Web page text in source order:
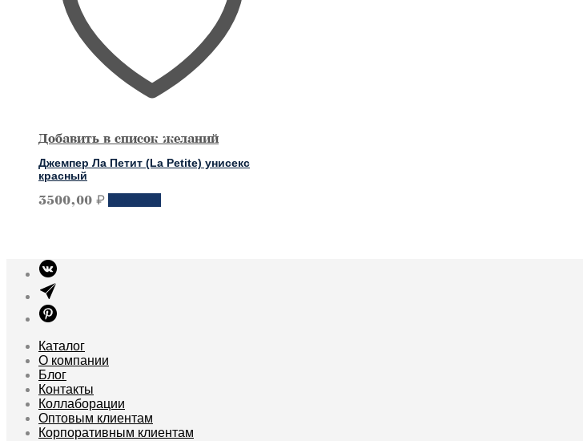
Добавить в список желаний
Джемпер Ла Петит (La Petite) унисекс
красный
3500,00 ₽
Этот
Каталог
О компании
Блог
Контакты
Коллаборации
Оптовым клиентам
Корпоративным клиентам